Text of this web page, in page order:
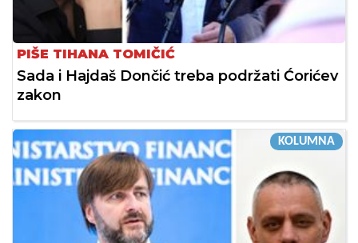
PIŠE TIHANA TOMIČIĆ
Sada i Hajdaš Dončić treba podržati Ćorićev
zakon
KOLUMNA